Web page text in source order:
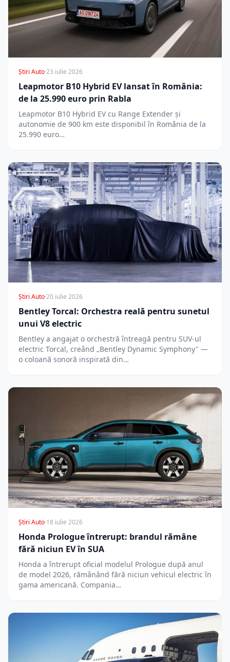
Știri Auto·23 iulie 2026
Leapmotor B10 Hybrid EV lansat în România:
de la 25.990 euro prin Rabla
Leapmotor B10 Hybrid EV cu Range Extender și
autonomie de 900 km este disponibil în România de la
25.990 euro…
Știri Auto·20 iulie 2026
Bentley Torcal: Orchestra reală pentru sunetul
unui V8 electric
Bentley a angajat o orchestră întreagă pentru SUV-ul
electric Torcal, creând „Bentley Dynamic Symphony" —
o coloană sonoră inspirată din…
Știri Auto·18 iulie 2026
Honda Prologue întrerupt: brandul rămâne
fără niciun EV în SUA
Honda a întrerupt oficial modelul Prologue după anul
de model 2026, rămânând fără niciun vehicul electric în
gama americană. Compania…